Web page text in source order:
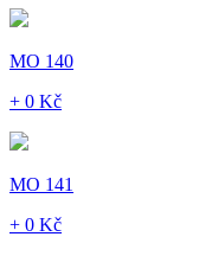
MO 140
+ 0 Kč
MO 141
+ 0 Kč